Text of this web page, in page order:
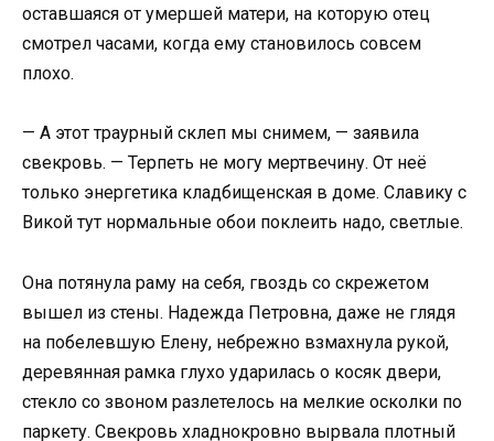
оставшаяся от умершей матери, на которую отец
смотрел часами, когда ему становилось совсем
плохо.
— А этот траурный склеп мы снимем, — заявила
свекровь. — Терпеть не могу мертвечину. От неё
только энергетика кладбищенская в доме. Славику с
Викой тут нормальные обои поклеить надо, светлые.
Она потянула раму на себя, гвоздь со скрежетом
вышел из стены. Надежда Петровна, даже не глядя
на побелевшую Елену, небрежно взмахнула рукой,
деревянная рамка глухо ударилась о косяк двери,
стекло со звоном разлетелось на мелкие осколки по
паркету. Свекровь хладнокровно вырвала плотный